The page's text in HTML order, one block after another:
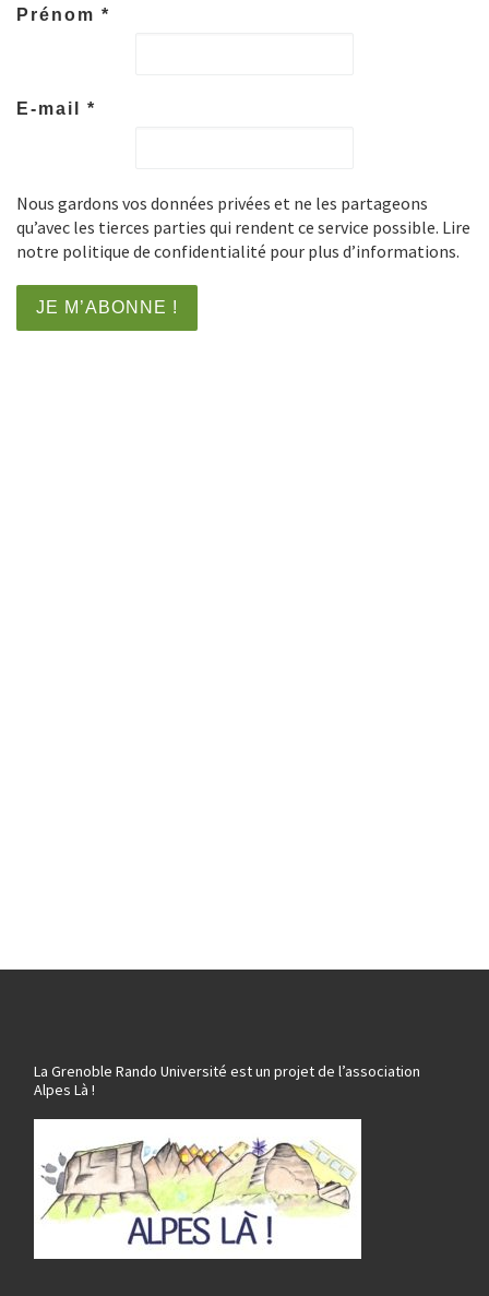
Prénom *
E-mail *
Nous gardons vos données privées et ne les partageons
qu’avec les tierces parties qui rendent ce service possible. Lire
notre politique de confidentialité pour plus d’informations.
La Grenoble Rando Université est un projet de l’association
Alpes Là !